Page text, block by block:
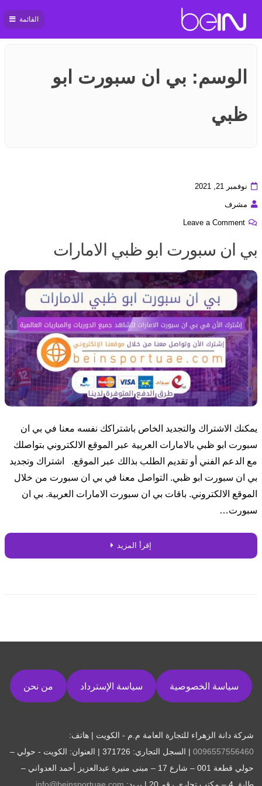
بي ان
القائمة
الوسم: بي ان سبورت ابو
ظبي
نوفمبر 21, 2021
مشرف
Leave a Comment
بي ان سبورت ابو ظبي الامارات
يمكنك الاشتراك والتجديد الخاص باشتراكك نفسه معنا في بي ان
سبورت ابو ظبي بالامارات العربية عبر الموقع الالكتروني بتواصلك
مع الدعم الفني أو تقديم الطلب بذالك عبر الموقع. اشتراك وتجديد
بي ان سبورت ابو ظبي. التواصل معنا في بي ان سبورت من خلال
الموقع الالكتروني. باقات بي ان سبورت الامارات العربية. بي ان
سبورت…
إقرأ المزيد
سياسة الخصوصية سياسة الإسترداد من نحن
شركة دانة الزهراء للتجارة العامة م.م - الكويت | هاتف:
0096557556460
| السجل التجاري: 371726 | العنوان: الكويت - حولي –
حولي قطعة 001 – شارع 17 – مبنى منيرة عبدالعزيز أحمد العدواني –